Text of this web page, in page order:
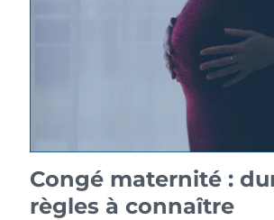
Congé maternité :
règles à connaître